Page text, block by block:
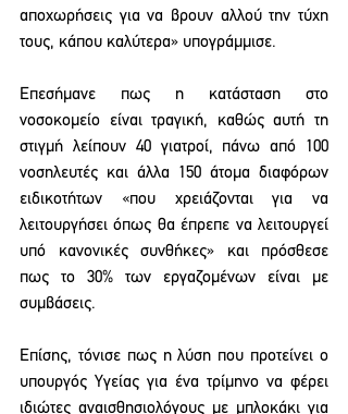
αποχωρήσεις για να βρουν αλλού την τύχη
τους, κάπου καλύτερα» υπογράμμισε.
Επεσήμανε πως η κατάσταση στο
νοσοκομείο είναι τραγική, καθώς αυτή τη
στιγμή λείπουν 40 γιατροί, πάνω από 100
νοσηλευτές και άλλα 150 άτομα διαφόρων
ειδικοτήτων «που χρειάζονται για να
λειτουργήσει όπως θα έπρεπε να λειτουργεί
υπό κανονικές συνθήκες» και πρόσθεσε
πως το 30% των εργαζομένων είναι με
συμβάσεις.
Επίσης, τόνισε πως η λύση που προτείνει ο
υπουργός Υγείας για ένα τρίμηνο να φέρει
ιδιώτες αναισθησιολόγους με μπλοκάκι για